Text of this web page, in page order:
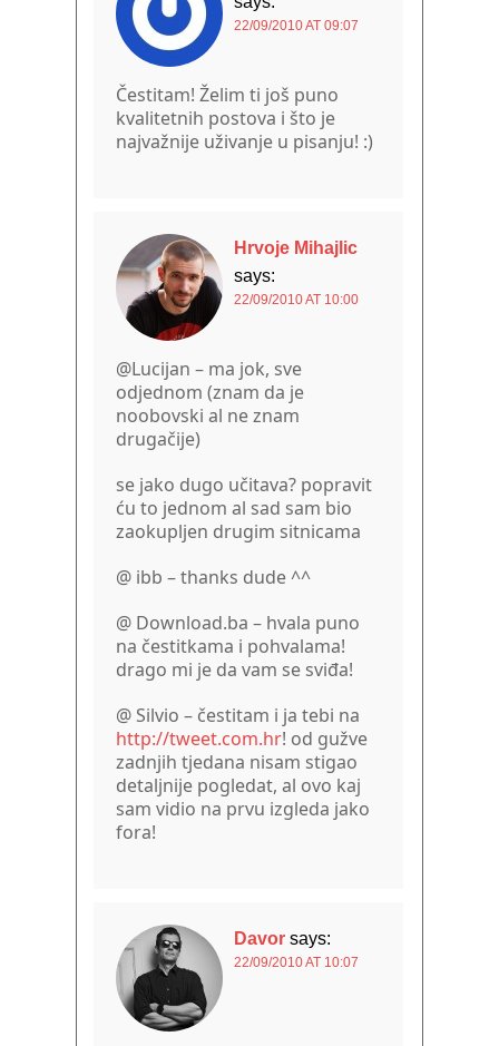
22/09/2010 AT 09:07
Čestitam! Želim ti još puno
kvalitetnih postova i što je
najvažnije uživanje u pisanju! :)
Hrvoje Mihajlic
says:
22/09/2010 AT 10:00
@Lucijan – ma jok, sve
odjednom (znam da je
noobovski al ne znam
drugačije)
se jako dugo učitava? popravit
ću to jednom al sad sam bio
zaokupljen drugim sitnicama
@ ibb – thanks dude ^^
@ Download.ba – hvala puno
na čestitkama i pohvalama!
drago mi je da vam se sviđa!
@ Silvio – čestitam i ja tebi na
http://tweet.com.hr! od gužve
zadnjih tjedana nisam stigao
detaljnije pogledat, al ovo kaj
sam vidio na prvu izgleda jako
fora!
Davor says:
22/09/2010 AT 10:07